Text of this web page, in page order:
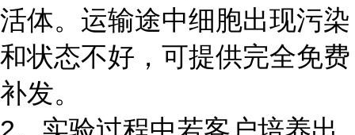
活体。运输途中细胞出现污染
和状态不好，可提供完全免费
补发。